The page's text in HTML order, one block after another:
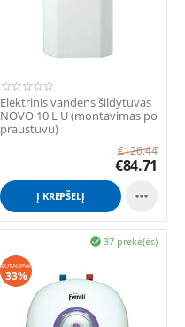
Elektrinis vandens šildytuvas
NOVO 10 L U (montavimas po
praustuvu)
€126.44
€84.71
Į KREPŠELĮ 
37 prekė(ės)

SUTAUPYK
33%